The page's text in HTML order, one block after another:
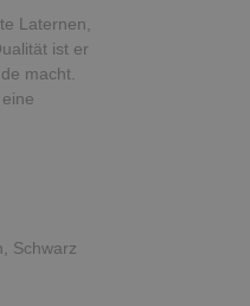
Laternen,
ist er
macht.
Schwarz